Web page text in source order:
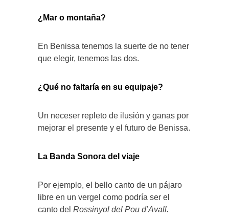
¿Mar o montaña?
En Benissa tenemos la suerte de no tener
que elegir, tenemos las dos.
¿Qué no faltaría en su equipaje?
Un neceser repleto de ilusión y ganas por
mejorar el presente y el futuro de Benissa.
La Banda Sonora del viaje
Por ejemplo, el bello canto de un pájaro
libre en un vergel como podría ser el
canto del Rossinyol del Pou d’Avall.